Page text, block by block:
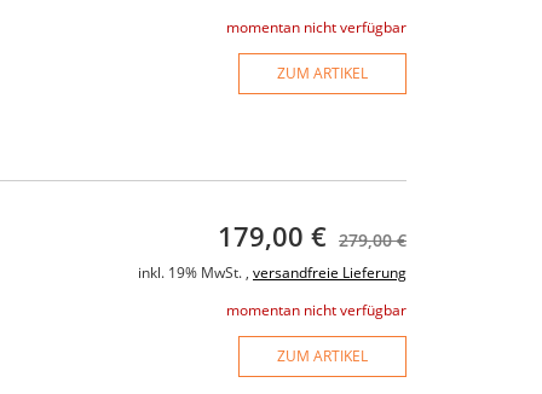
momentan nicht verfügbar
ZUM ARTIKEL
179,00 € 279,00 €
inkl. 19% MwSt. , versandfreie Lieferung
momentan nicht verfügbar
ZUM ARTIKEL